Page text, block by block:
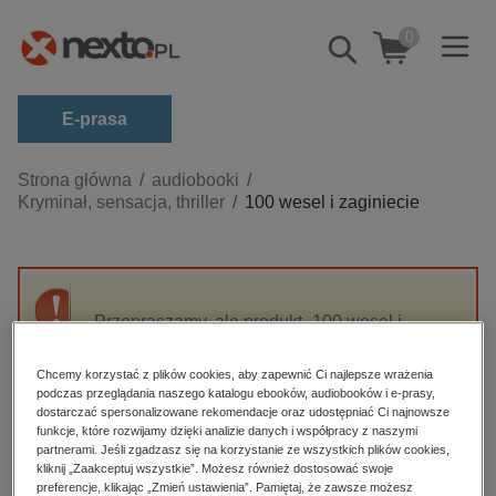
Pokaż/schowaj
wyszukiwarkę
0
E-prasa
Kategorie
Zobacz wszystkie E-prasa
budownictwo, aranżacja wnętrz
darmowe wydania
edukacja
hobby, sport, rozrywka
komputery, internet, technologie, informatyka
Strona główna
audiobooki
Kryminał, sensacja, thriller
100 wesel i zaginiecie
Przepraszamy, ale produkt „100 wesel i
High-contrast mode
Polecane
Chcemy korzystać z plików cookies, aby zapewnić Ci najlepsze wrażenia
podczas przeglądania naszego katalogu ebooków, audiobooków i e-prasy,
dostarczać spersonalizowane rekomendacje oraz udostępniać Ci najnowsze
funkcje, które rozwijamy dzięki analizie danych i współpracy z naszymi
partnerami. Jeśli zgadzasz się na korzystanie ze wszystkich plików cookies,
kliknij „Zaakceptuj wszystkie”. Możesz również dostosować swoje
preferencje, klikając „Zmień ustawienia”. Pamiętaj, że zawsze możesz